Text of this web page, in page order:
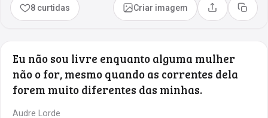
8 curtidas Criar imagem Compartilhar
Copiar
Eu não sou livre enquanto alguma mulher
não o for, mesmo quando as correntes dela
forem muito diferentes das minhas.
Audre Lorde